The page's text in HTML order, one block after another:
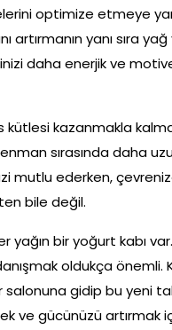
optimize etmeye
artırmanın yanı sıra
daha enerjik ve
kütlesi kazanmakla
sırasında daha
mutlu ederken,
bile değil.
yağın bir yoğurt kabı
oldukça önemli.
salonuna gidip bu yeni
ve gücünüzü artırmak